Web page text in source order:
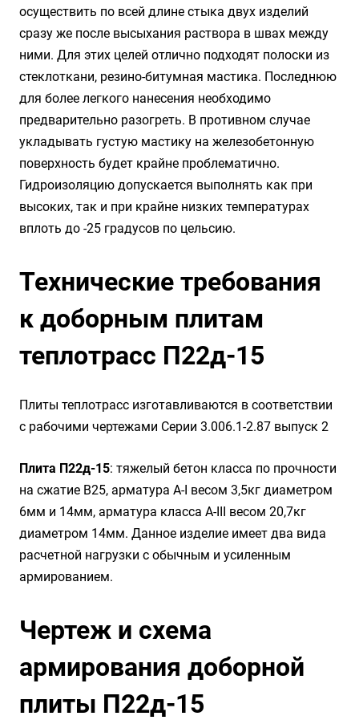
осуществить по всей длине стыка двух изделий
сразу же после высыхания раствора в швах между
ними. Для этих целей отлично подходят полоски из
стеклоткани, резино-битумная мастика. Последнюю
для более легкого нанесения необходимо
предварительно разогреть. В противном случае
укладывать густую мастику на железобетонную
поверхность будет крайне проблематично.
Гидроизоляцию допускается выполнять как при
высоких, так и при крайне низких температурах
вплоть до -25 градусов по цельсию.
Технические требования
к доборным плитам
теплотрасс П22д-15
Плиты теплотрасс изготавливаются в соответствии
с рабочими чертежами Серии 3.006.1-2.87 выпуск 2
Плита П22д-15: тяжелый бетон класса по прочности
на сжатие B25, арматура А-I весом 3,5кг диаметром
6мм и 14мм, арматура класса А-III весом 20,7кг
диаметром 14мм. Данное изделие имеет два вида
расчетной нагрузки с обычным и усиленным
армированием.
Чертеж и схема
армирования доборной
плиты П22д-15